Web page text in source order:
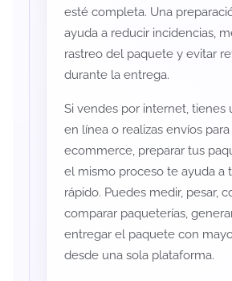
esté completa. Una
ayuda a reducir incidencias,
rastreo del paquete y evitar
durante la entrega.
Si vendes por internet, tienes
en línea o realizas envíos para
ecommerce, preparar tus
el mismo proceso te ayuda a
rápido. Puedes medir, pesar,
comparar paqueterías,
entregar el paquete con
desde una sola plataforma.